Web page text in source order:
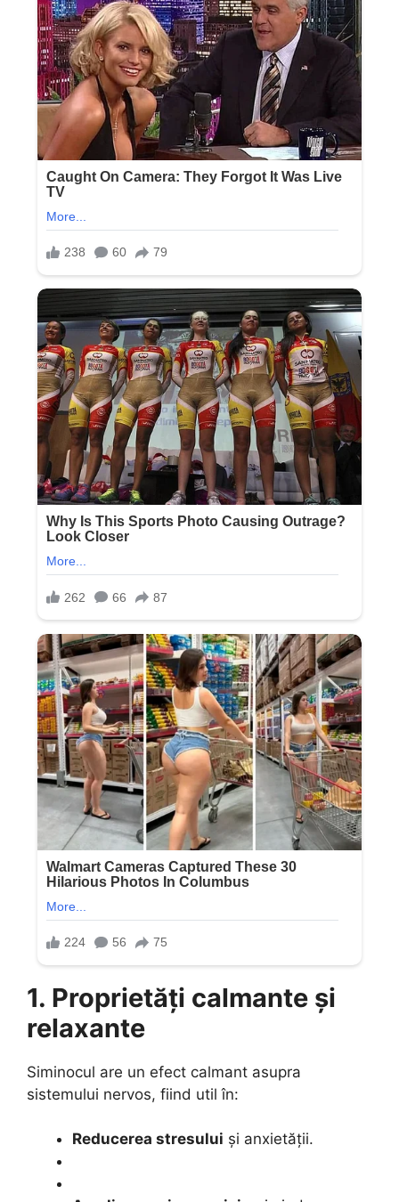
1. Proprietăți calmante și
relaxante
Siminocul are un efect calmant asupra
sistemului nervos, fiind util în:
Reducerea stresului și anxietății.